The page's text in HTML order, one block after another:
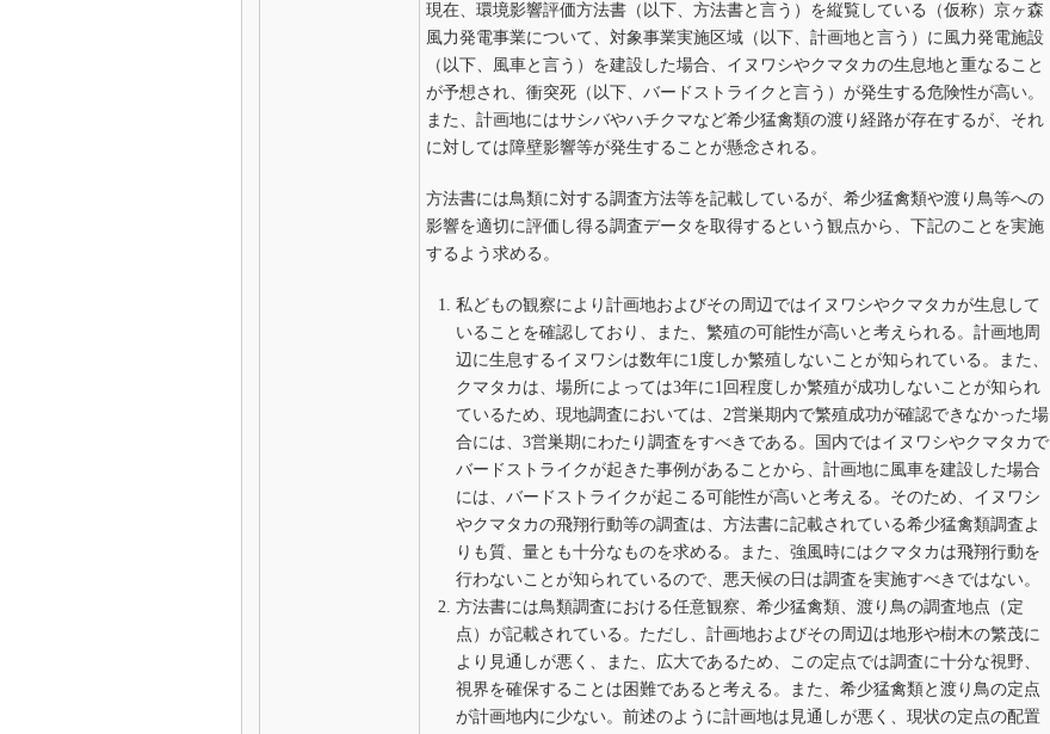
現在、環境影響評価方法書（以下、方法書と言う）を縦覧している（仮称）京ヶ森
風力発電事業について、対象事業実施区域（以下、計画地と言う）に風力発電施設
（以下、風車と言う）を建設した場合、イヌワシやクマタカの生息地と重なること
が予想され、衝突死（以下、バードストライクと言う）が発生する危険性が高い。
また、計画地にはサシバやハチクマなど希少猛禽類の渡り経路が存在するが、それ
に対しては障壁影響等が発生することが懸念される。
方法書には鳥類に対する調査方法等を記載しているが、希少猛禽類や渡り鳥等への
影響を適切に評価し得る調査データを取得するという観点から、下記のことを実施
するよう求める。
私どもの観察により計画地およびその周辺ではイヌワシやクマタカが生息して
いることを確認しており、また、繁殖の可能性が高いと考えられる。計画地周
辺に生息するイヌワシは数年に1度しか繁殖しないことが知られている。また、
クマタカは、場所によっては3年に1回程度しか繁殖が成功しないことが知られ
ているため、現地調査においては、2営巣期内で繁殖成功が確認できなかった場
合には、3営巣期にわたり調査をすべきである。国内ではイヌワシやクマタカで
バードストライクが起きた事例があることから、計画地に風車を建設した場合
には、バードストライクが起こる可能性が高いと考える。そのため、イヌワシ
やクマタカの飛翔行動等の調査は、方法書に記載されている希少猛禽類調査よ
りも質、量とも十分なものを求める。また、強風時にはクマタカは飛翔行動を
行わないことが知られているので、悪天候の日は調査を実施すべきではない。
方法書には鳥類調査における任意観察、希少猛禽類、渡り鳥の調査地点（定
点）が記載されている。ただし、計画地およびその周辺は地形や樹木の繁茂に
より見通しが悪く、また、広大であるため、この定点では調査に十分な視野、
視界を確保することは困難であると考える。また、希少猛禽類と渡り鳥の定点
が計画地内に少ない。前述のように計画地は見通しが悪く、現状の定点の配置